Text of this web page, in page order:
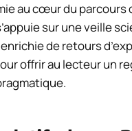
au cœur du parcours
sur une veille
de retours
offrir au lecteur un